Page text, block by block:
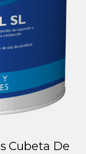
Cubeta De